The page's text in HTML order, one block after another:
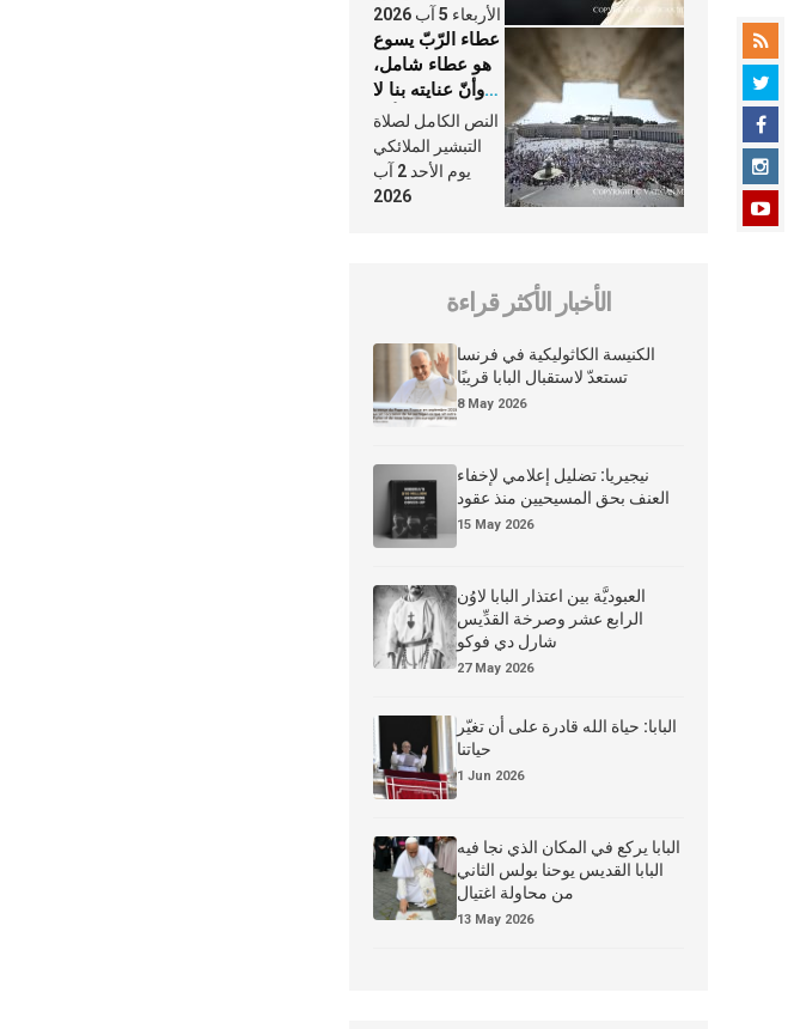
الأربعاء 5 آب 2026
عطاء الرّبّ يسوع
هو عطاء شامل،
وأنّ عنايته بنا لا
تغيب عنّا أبدًا
النص الكامل لصلاة
التبشير الملائكي
يوم الأحد 2 آب
2026
الأخبار الأكثر قراءة
الكنيسة الكاثوليكية في فرنسا
تستعدّ لاستقبال البابا قريبًا
8 May 2026
نيجيريا: تضليل إعلامي لإخفاء
العنف بحق المسيحيين منذ عقود
15 May 2026
العبوديَّة بين اعتذار البابا لاوُن
الرابع عشر وصرخة القدِّيس
شارل دي فوكو
27 May 2026
البابا: حياة الله قادرة على أن تغيّر
حياتنا
1 Jun 2026
البابا يركع في المكان الذي نجا فيه
البابا القديس يوحنا بولس الثاني
من محاولة اغتيال
13 May 2026